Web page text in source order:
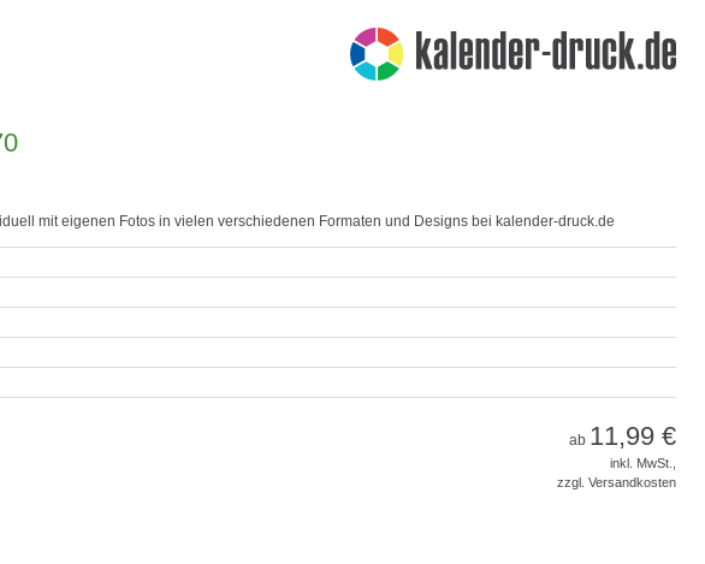
mit eigenen Fotos in vielen verschiedenen Formaten und Designs bei kalender-druck.de
ab 11,99 €
inkl. MwSt.,
zzgl. Versandkosten